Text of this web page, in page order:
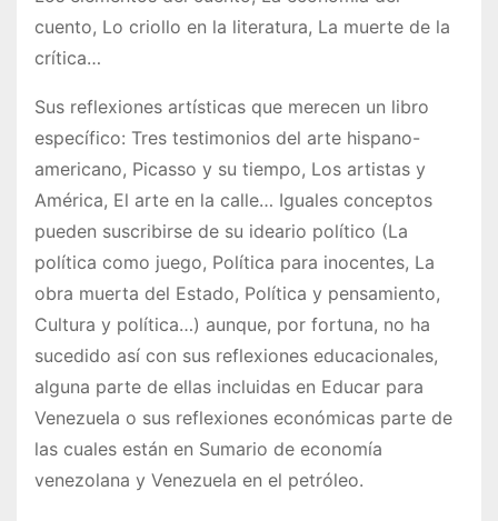
cuento, Lo criollo en la literatura, La muerte de la
crítica…
Sus reflexiones artísticas que merecen un libro
específico: Tres testimonios del arte hispano-
americano, Picasso y su tiempo, Los artistas y
América, El arte en la calle… Iguales conceptos
pueden suscribirse de su ideario político (La
política como juego, Política para inocentes, La
obra muerta del Estado, Política y pensamiento,
Cultura y política…) aunque, por fortuna, no ha
sucedido así con sus reflexiones educacionales,
alguna parte de ellas incluidas en Educar para
Venezuela o sus reflexiones económicas parte de
las cuales están en Sumario de economía
venezolana y Venezuela en el petróleo.